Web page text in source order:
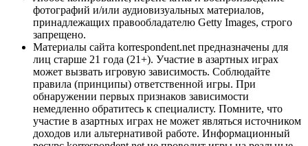
фотографий и/или аудиовизуальных материалов,
принадлежащих правообладателю Getty Images, строго
запрещено.
Материалы сайта korrespondent.net предназначены для
лиц старше 21 года (21+). Участие в азартных играх
может вызвать игровую зависимость. Соблюдайте
правила (принципы) ответственной игры. При
обнаружении первых признаков зависимости
немедленно обратитесь к специалисту. Помните, что
участие в азартных играх не может являться источником
доходов или альтернативой работе. Информационный